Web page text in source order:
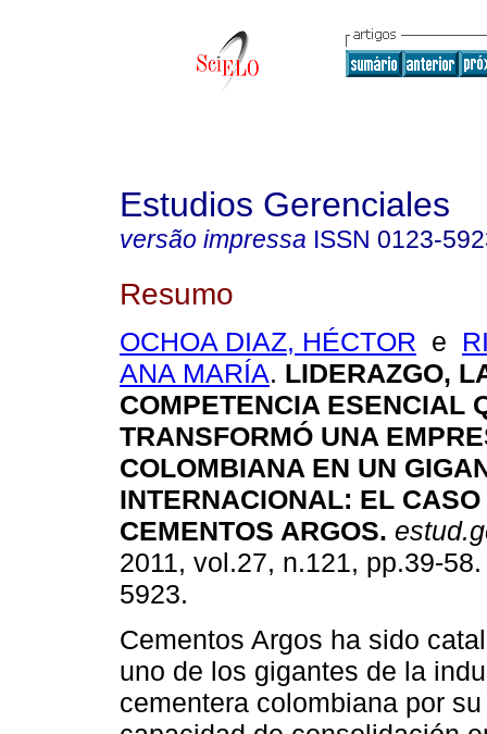
Estudios Gerenciales
versão impressa ISSN 0123-
Resumo
OCHOA DIAZ, HÉCTOR e
ANA MARÍA. LIDERAZGO,
COMPETENCIA ESENCIAL
TRANSFORMÓ UNA
COLOMBIANA EN UN
INTERNACIONAL: EL CASO
CEMENTOS ARGOS.
2011, vol.27, n.121, pp.39-
5923.
Cementos Argos ha sido
uno de los gigantes de la
cementera colombiana por